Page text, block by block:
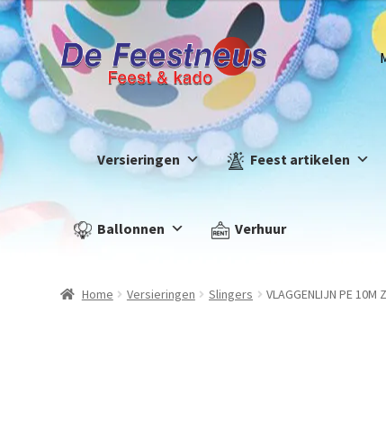
Versieringen Feest artikelen
Ballonnen Verhuur
Home Versieringen Slingers VLAGGENLIJN PE 10M